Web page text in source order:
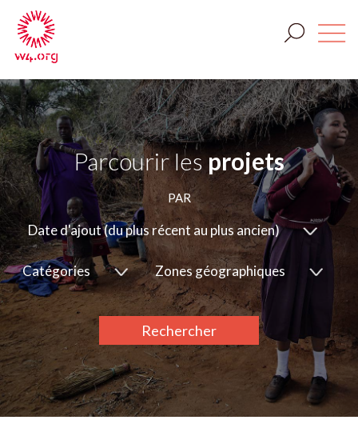
Parcourir lesprojets
PAR
Date d'ajout (du plus récent au plus ancien)
Catégories Zones géographiques
Rechercher